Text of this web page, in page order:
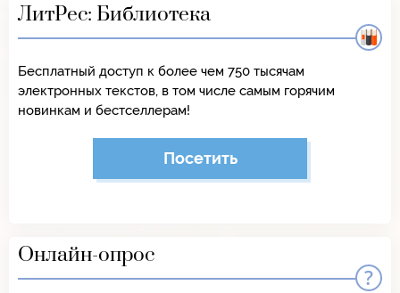
ЛитРес: Библиотека
Бесплатный доступ к более чем 750 тысячам
электронных текстов, в том числе самым горячим
новинкам и бестселлерам!
Посетить
Онлайн-опрос